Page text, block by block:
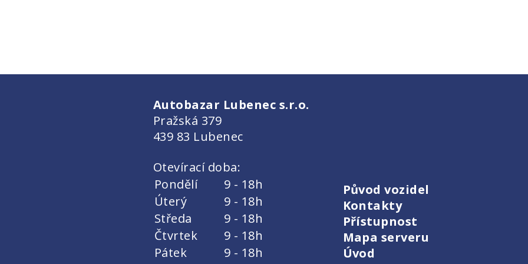
Autobazar Lubenec s.r.o.
Pražská 379
439 83 Lubenec
Otevírací doba:
Pondělí
9 - 18h
Úterý
9 - 18h
Středa
9 - 18h
Čtvrtek
9 - 18h
Pátek
9 - 18h
Původ vozidel
Kontakty
Přístupnost
Mapa serveru
Úvod